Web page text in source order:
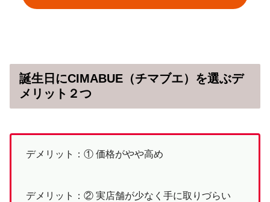
誕生日にCIMABUE（チマブエ）を選ぶデ
メリット２つ
デメリット：① 価格がやや高め
デメリット：② 実店舗が少なく手に取りづらい